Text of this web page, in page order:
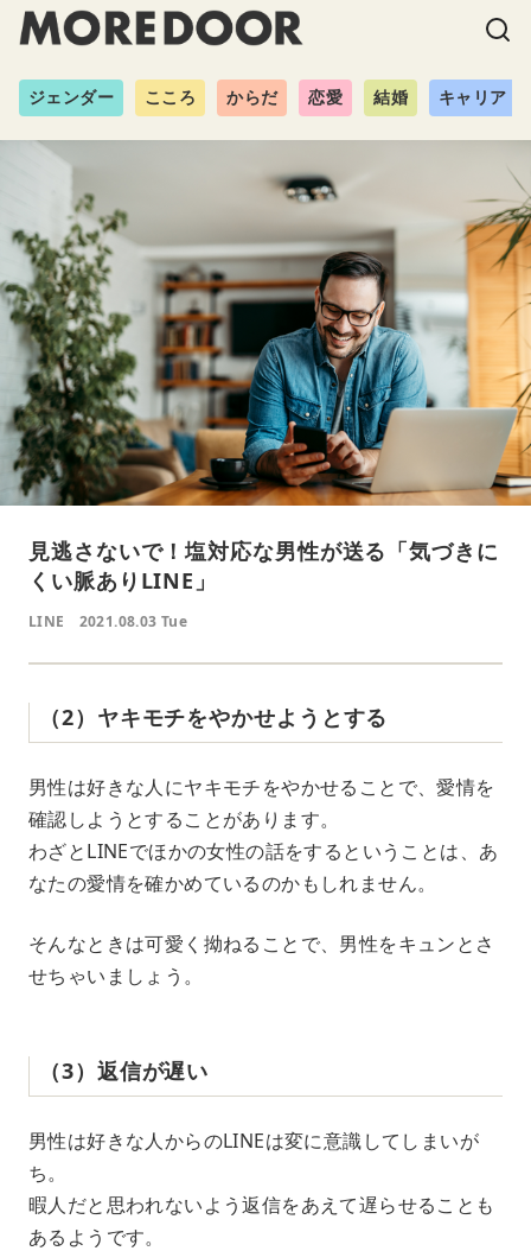
ジェンダー こころ からだ 恋愛 結婚 キャリア
見逃さないで！塩対応な男性が送る「気づきに
くい脈ありLINE」
LINE 2021.08.03 Tue
（2）ヤキモチをやかせようとする
男性は好きな人にヤキモチをやかせることで、愛情を
確認しようとすることがあります。
わざとLINEでほかの女性の話をするということは、あ
なたの愛情を確かめているのかもしれません。
そんなときは可愛く拗ねることで、男性をキュンとさ
せちゃいましょう。
（3）返信が遅い
男性は好きな人からのLINEは変に意識してしまいが
ち。
暇人だと思われないよう返信をあえて遅らせることも
あるようです。